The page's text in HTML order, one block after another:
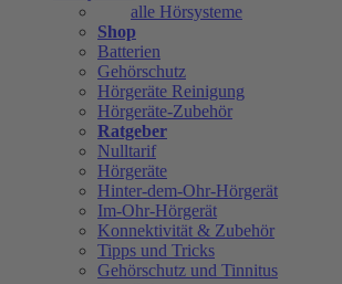
alle Hörsysteme
Shop
Batterien
Gehörschutz
Hörgeräte Reinigung
Hörgeräte-Zubehör
Ratgeber
Nulltarif
Hörgeräte
Hinter-dem-Ohr-Hörgerät
Im-Ohr-Hörgerät
Konnektivität & Zubehör
Tipps und Tricks
Gehörschutz und Tinnitus